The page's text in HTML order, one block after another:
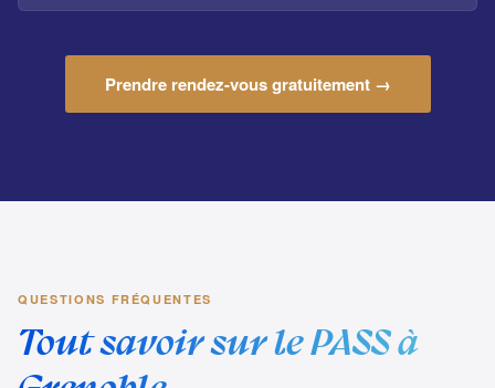
Prendre rendez-vous gratuitement →
QUESTIONS FRÉQUENTES
Tout savoir sur le PASS à